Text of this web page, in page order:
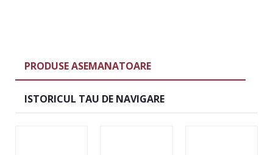
PRODUSE ASEMANATOARE
ISTORICUL TAU DE NAVIGARE